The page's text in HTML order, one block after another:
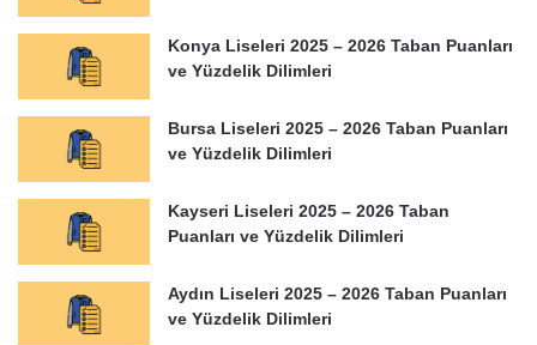
Konya Liseleri 2025 – 2026 Taban Puanları
ve Yüzdelik Dilimleri
Bursa Liseleri 2025 – 2026 Taban Puanları
ve Yüzdelik Dilimleri
Kayseri Liseleri 2025 – 2026 Taban
Puanları ve Yüzdelik Dilimleri
Aydın Liseleri 2025 – 2026 Taban Puanları
ve Yüzdelik Dilimleri